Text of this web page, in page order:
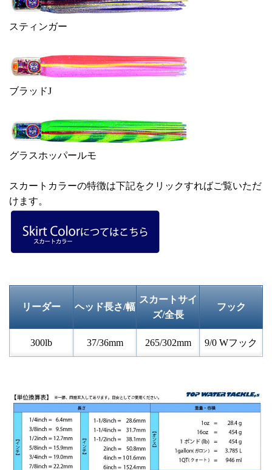
スティンガー
ブラッドJ
グラスホッパールモ
スカートカラーの特徴は下記をクリックすればご覧いただ
けます。
リーダー ヘッド長さ/幅
スカートサイ
ズ/全長
フック
300lb 37/36mm 265/302mm 9/0 Wフック